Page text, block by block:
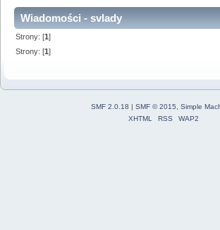
Wiadomości - svlady
Strony: [1]
Strony: [1]
SMF 2.0.18 | SMF © 2015
Simple
XHTML
RSS WAP2